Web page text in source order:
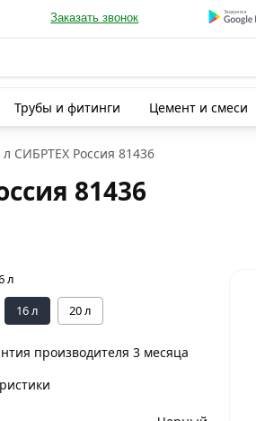
Заказать звонок
Трубы и фитинги Цемент и смеси
СИБРТЕХ Россия 81436
81436
л
16 л 20 л
производителя 3 месяца